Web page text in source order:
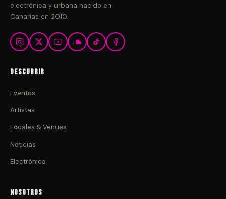
electrónica y urbana nacido en
Canarias en 2010.
Descubrir
Eventos
Artistas
Locales & Venues
Noticias
Electrónica
Nosotros